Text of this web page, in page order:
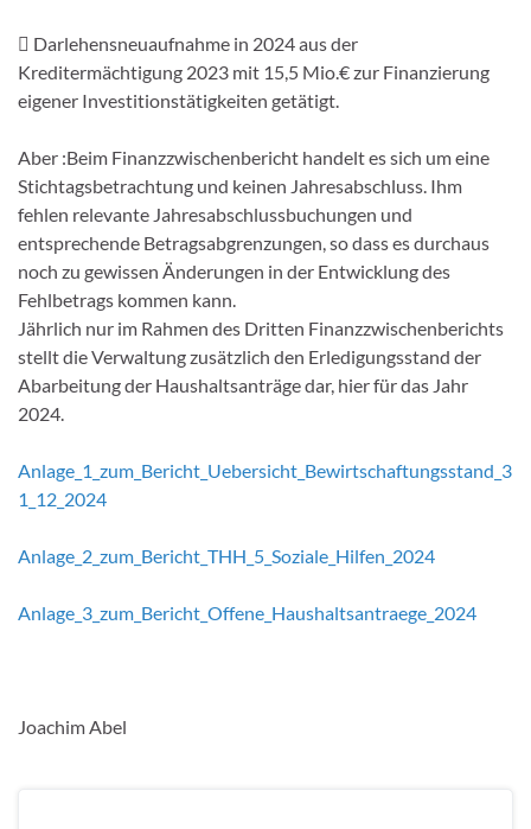
 Darlehensneuaufnahme in 2024 aus der
Kreditermächtigung 2023 mit 15,5 Mio.€ zur Finanzierung
eigener Investitionstätigkeiten getätigt.
Aber :Beim Finanzzwischenbericht handelt es sich um eine
Stichtagsbetrachtung und keinen Jahresabschluss. Ihm
fehlen relevante Jahresabschlussbuchungen und
entsprechende Betragsabgrenzungen, so dass es durchaus
noch zu gewissen Änderungen in der Entwicklung des
Fehlbetrags kommen kann.
Jährlich nur im Rahmen des Dritten Finanzzwischenberichts
stellt die Verwaltung zusätzlich den Erledigungsstand der
Abarbeitung der Haushaltsanträge dar, hier für das Jahr
2024.
Anlage_1_zum_Bericht_Uebersicht_Bewirtschaftungsstand_3
1_12_2024
Anlage_2_zum_Bericht_THH_5_Soziale_Hilfen_2024
Anlage_3_zum_Bericht_Offene_Haushaltsantraege_2024
Joachim Abel